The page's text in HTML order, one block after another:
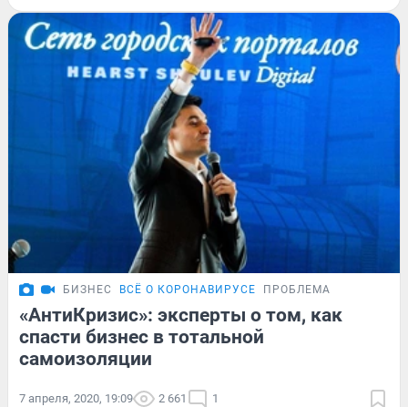
БИЗНЕС ВСЁ О КОРОНАВИРУСЕ ПРОБЛЕМА
«АнтиКризис»: эксперты о том, как
спасти бизнес в тотальной
самоизоляции
7 апреля, 2020, 19:09 2 661 1